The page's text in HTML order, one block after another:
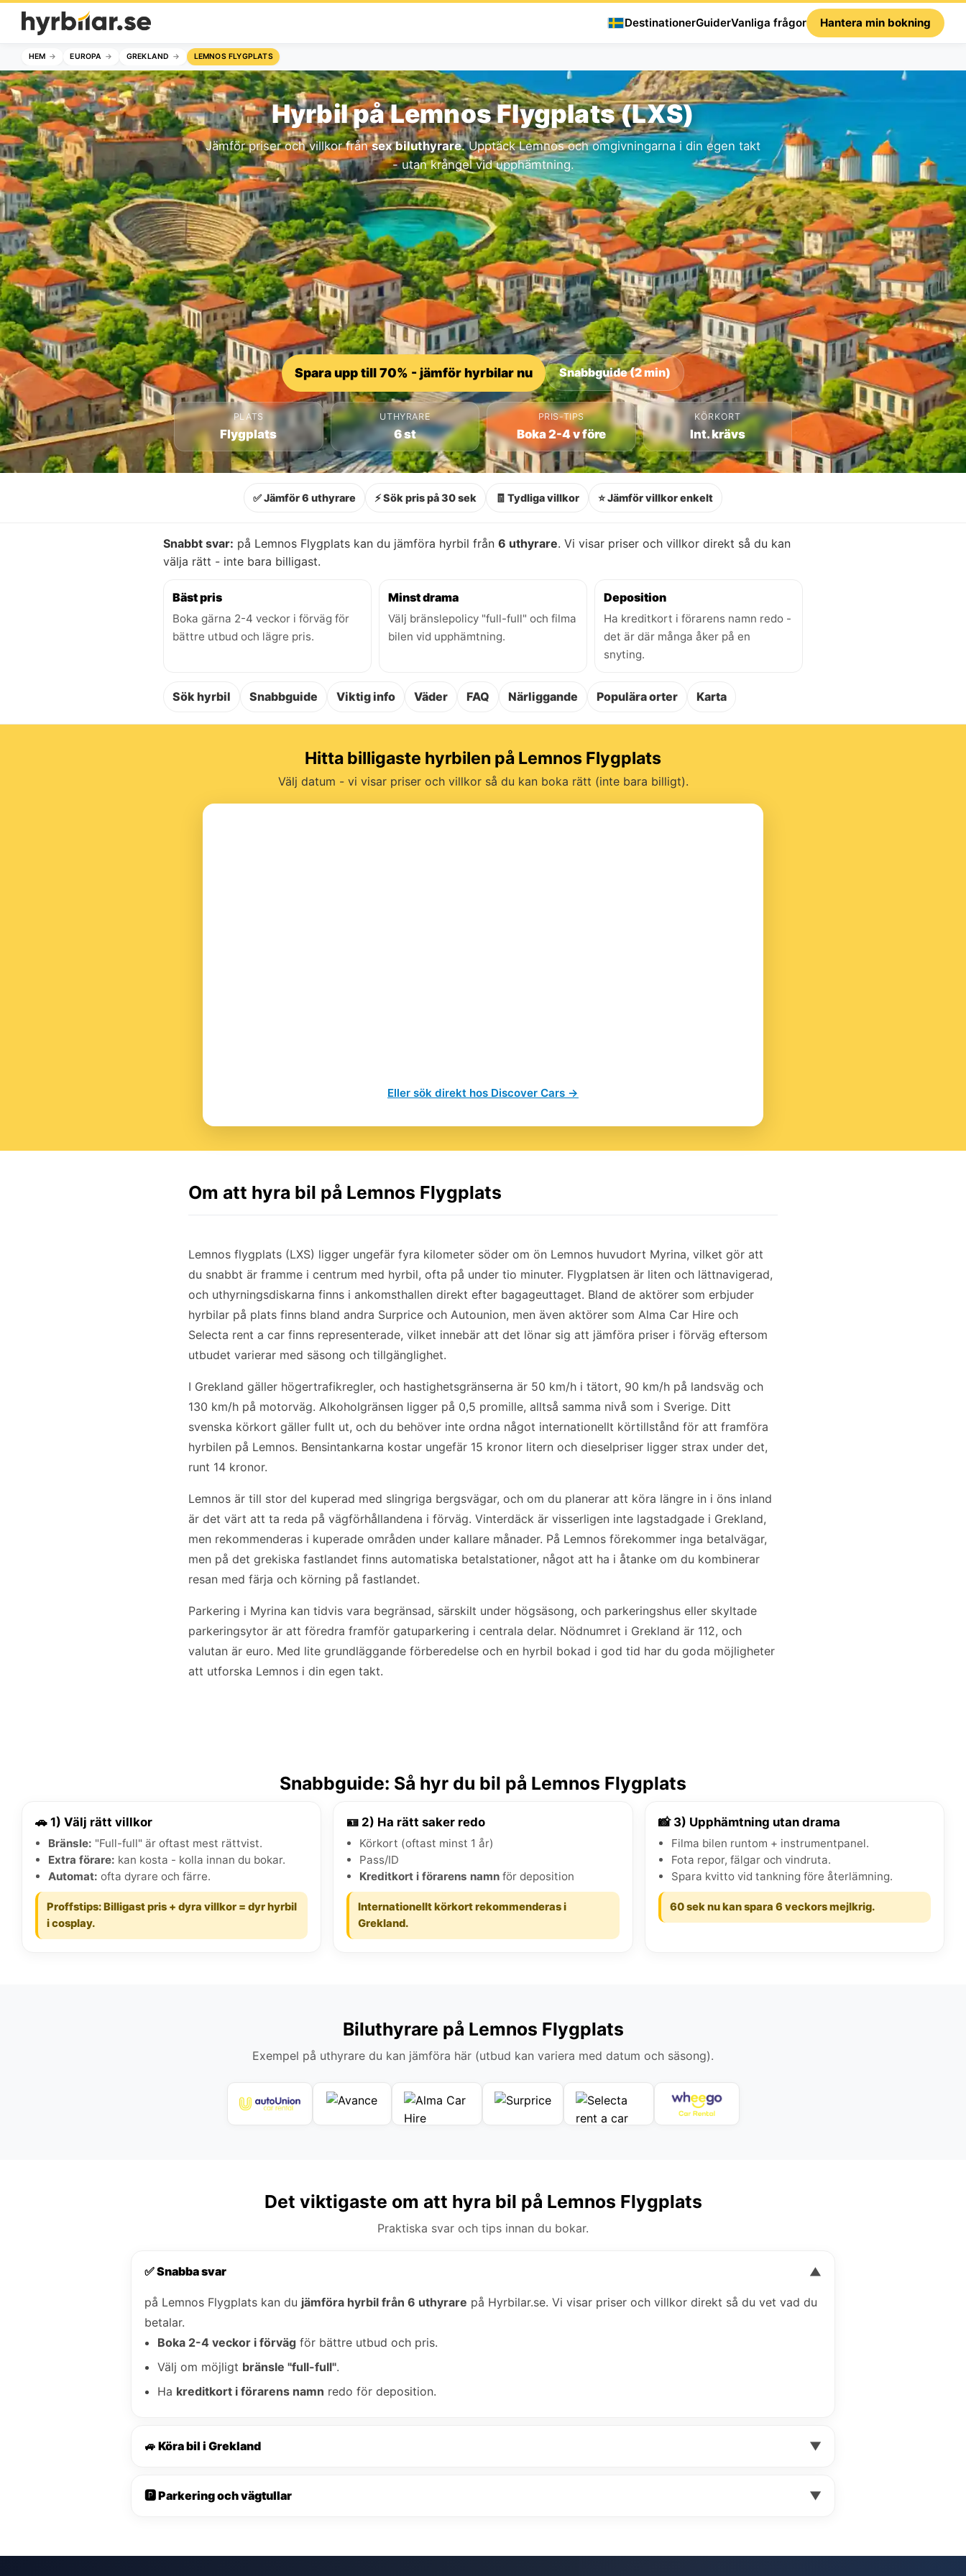
DestinationerGuiderVanliga frågor Hantera min bokning
HEM EUROPA GREKLAND LEMNOS FLYGPLATS
Hyrbil på Lemnos Flygplats (LXS)
Jämför priser och villkor frånsex biluthyrare. Upptäck Lemnos och omgivningarna i din egen takt
- utan krångel vid upphämtning.
Spara upp till 70% - jämför hyrbilar nu Snabbguide (2 min)
PLATS
Flygplats
UTHYRARE
6 st
PRIS-TIPS
Boka 2-4 v före
KÖRKORT
Int. krävs
✅ Jämför 6 uthyrare ⚡ Sök pris på 30 sek 🧾 Tydliga villkor ⭐ Jämför villkor enkelt
Snabbt svar: på Lemnos Flygplats kan du jämföra hyrbil från 6 uthyrare. Vi visar priser och villkor direkt så du kan
välja rätt - inte bara billigast.
Bäst pris
Boka gärna 2-4 veckor i förväg för
bättre utbud och lägre pris.
Minst drama
Välj bränslepolicy "full-full" och filma
bilen vid upphämtning.
Deposition
Ha kreditkort i förarens namn redo -
det är där många åker på en
snyting.
Sök hyrbil Snabbguide Viktig info Väder FAQ Närliggande Populära orter Karta
Hitta billigaste hyrbilen på Lemnos Flygplats
Välj datum - vi visar priser och villkor så du kan boka rätt (inte bara billigt).
Eller sök direkt hos Discover Cars →
Om att hyra bil på Lemnos Flygplats
Lemnos flygplats (LXS) ligger ungefär fyra kilometer söder om ön Lemnos huvudort Myrina, vilket gör att
du snabbt är framme i centrum med hyrbil, ofta på under tio minuter. Flygplatsen är liten och lättnavigerad,
och uthyrningsdiskarna finns i ankomsthallen direkt efter bagageuttaget. Bland de aktörer som erbjuder
hyrbilar på plats finns bland andra Surprice och Autounion, men även aktörer som Alma Car Hire och
Selecta rent a car finns representerade, vilket innebär att det lönar sig att jämföra priser i förväg eftersom
utbudet varierar med säsong och tillgänglighet.
I Grekland gäller högertrafikregler, och hastighetsgränserna är 50 km/h i tätort, 90 km/h på landsväg och
130 km/h på motorväg. Alkoholgränsen ligger på 0,5 promille, alltså samma nivå som i Sverige. Ditt
svenska körkort gäller fullt ut, och du behöver inte ordna något internationellt körtillstånd för att framföra
hyrbilen på Lemnos. Bensintankarna kostar ungefär 15 kronor litern och dieselpriser ligger strax under det,
runt 14 kronor.
Lemnos är till stor del kuperad med slingriga bergsvägar, och om du planerar att köra längre in i öns inland
är det värt att ta reda på vägförhållandena i förväg. Vinterdäck är visserligen inte lagstadgade i Grekland,
men rekommenderas i kuperade områden under kallare månader. På Lemnos förekommer inga betalvägar,
men på det grekiska fastlandet finns automatiska betalstationer, något att ha i åtanke om du kombinerar
resan med färja och körning på fastlandet.
Parkering i Myrina kan tidvis vara begränsad, särskilt under högsäsong, och parkeringshus eller skyltade
parkeringsytor är att föredra framför gatuparkering i centrala delar. Nödnumret i Grekland är 112, och
valutan är euro. Med lite grundläggande förberedelse och en hyrbil bokad i god tid har du goda möjligheter
att utforska Lemnos i din egen takt.
Snabbguide: Så hyr du bil på Lemnos Flygplats
🚗 1) Välj rätt villkor
Bränsle: "Full-full" är oftast mest rättvist.
Extra förare: kan kosta - kolla innan du bokar.
Automat: ofta dyrare och färre.
Proffstips: Billigast pris + dyra villkor = dyr hyrbil
i cosplay.
🪪 2) Ha rätt saker redo
Körkort (oftast minst 1 år)
Pass/ID
Kreditkort i förarens namn för deposition
Internationellt körkort rekommenderas i
Grekland.
📸 3) Upphämtning utan drama
Filma bilen runtom + instrumentpanel.
Fota repor, fälgar och vindruta.
Spara kvitto vid tankning före återlämning.
60 sek nu kan spara 6 veckors mejlkrig.
Biluthyrare på Lemnos Flygplats
Exempel på uthyrare du kan jämföra här (utbud kan variera med datum och säsong).
Det viktigaste om att hyra bil på Lemnos Flygplats
Praktiska svar och tips innan du bokar.
✅ Snabba svar ▼
på Lemnos Flygplats kan du jämföra hyrbil från 6 uthyrare på Hyrbilar.se. Vi visar priser och villkor direkt så du vet vad du
betalar.
Boka 2-4 veckor i förväg för bättre utbud och pris.
Välj om möjligt bränsle "full-full".
Ha kreditkort i förarens namn redo för deposition.
🚙 Köra bil i Grekland ▼
🅿️ Parkering och vägtullar ▼